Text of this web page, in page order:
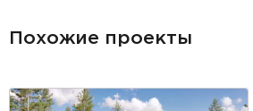
Похожие проекты